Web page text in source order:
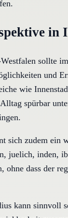
in
sollte
und
wie
spürbar
sich zudem ein
juelich, inden,
ohne dass der
kann sinnvoll